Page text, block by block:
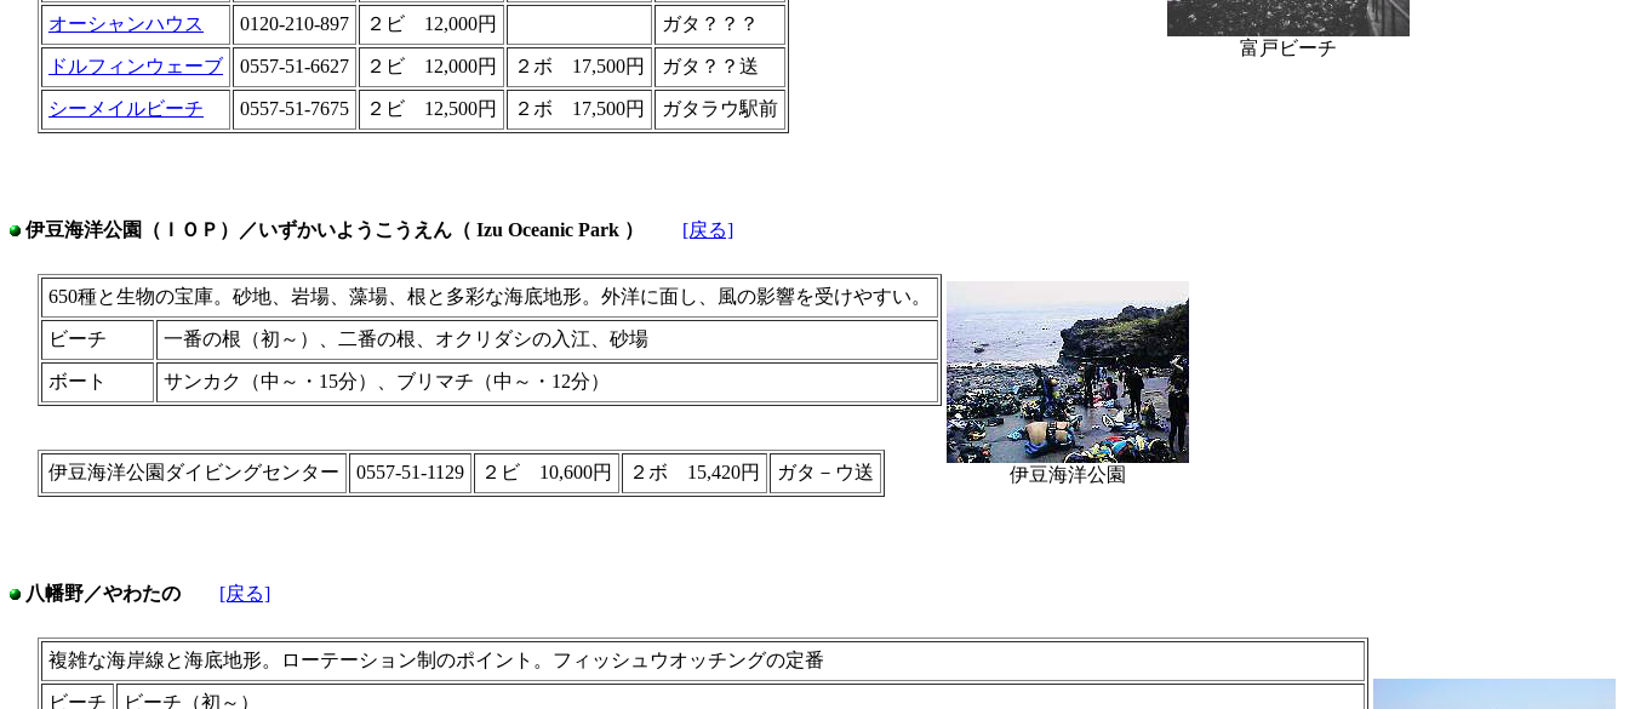
オーシャンハウス 0120-210-897 ２ビ 12,000円 ガタ？？？
ドルフィンウェーブ 0557-51-6627 ２ビ 12,000円 ２ボ 17,500円 ガタ？？送
シーメイルビーチ 0557-51-7675 ２ビ 12,500円 ２ボ 17,500円 ガタラウ駅前
富戸ビーチ
伊豆海洋公園（ＩＯＰ）／いずかいようこうえん（ Izu Oceanic Park ） [戻る]
650種と生物の宝庫。砂地、岩場、藻場、根と多彩な海底地形。外洋に面し、風の影響を受けやすい。
ビーチ 一番の根（初～）、二番の根、オクリダシの入江、砂場
ボート サンカク（中～・15分）、ブリマチ（中～・12分）
伊豆海洋公園ダイビングセンター 0557-51-1129 ２ビ 10,600円 ２ボ 15,420円 ガタ－ウ送 伊豆海洋公園
八幡野／やわたの [戻る]
複雑な海岸線と海底地形。ローテーション制のポイント。フィッシュウオッチングの定番
ビーチ ビーチ（初～）